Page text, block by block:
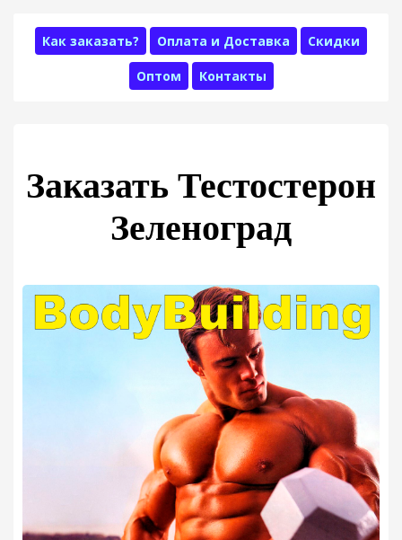
Как заказать? Оплата и Доставка Скидки
Оптом Контакты
Заказать Тестостерон
Зеленоград